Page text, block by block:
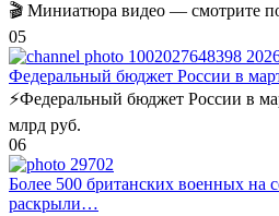
🎬 Миниатюра видео — смотрите
05
Федеральный бюджет России в
⚡️Федеральный бюджет России в
млрд руб.
06
Более 500 британских военных на
раскрыли…